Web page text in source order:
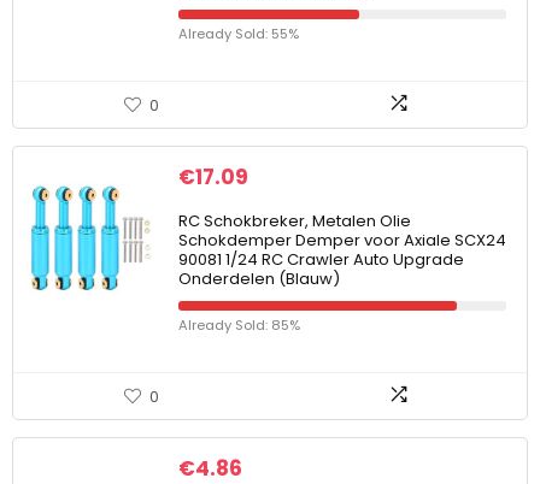
Already Sold: 55%
0
€17.09
RC Schokbreker, Metalen Olie
Schokdemper Demper voor Axiale SCX24
90081 1/24 RC Crawler Auto Upgrade
Onderdelen (Blauw)
Already Sold: 85%
0
€4.86